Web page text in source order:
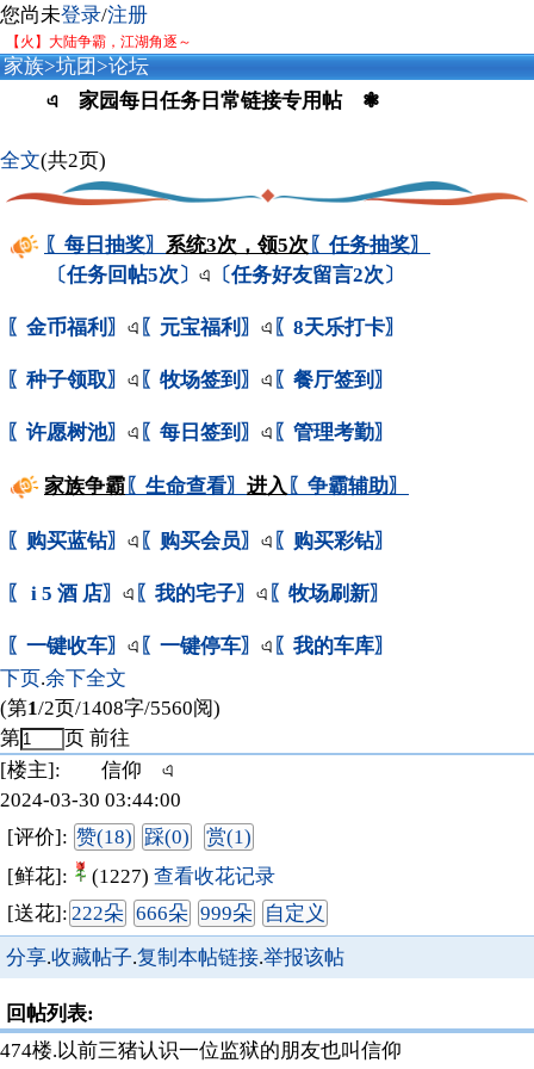
您尚未登录/注册
【火】大陆争霸，江湖角逐～
家族>坑团>论坛
এ 家园每日任务日常链接专用帖 ❃
全文(共2页)
〖每日抽奖〗 系统3次，领5次 〖任务抽奖〗
〔任务回帖5次〕 এ 〔任务好友留言2次〕
〖金币福利〗 এ 〖元宝福利〗 এ 〖8天乐打卡〗
〖种子领取〗 এ 〖牧场签到〗 এ 〖餐厅签到〗
〖许愿树池〗 এ 〖每日签到〗 এ 〖管理考勤〗
家族争霸 〖生命查看〗 进入 〖争霸辅助〗
〖购买蓝钻〗 এ 〖购买会员〗 এ 〖购买彩钻〗
〖 i 5 酒 店〗 এ 〖我的宅子〗 এ 〖牧场刷新〗
〖一键收车〗 এ 〖一键停车〗 এ 〖我的车库〗
下页 .余下全文
(第1/2页/1408字/5560阅)
第
页 前往
[楼主]: 信仰 এ
2024-03-30 03:44:00
[评价]: 赞(18) 踩(0)
赏(1)
[鲜花]:
(1227) 查看收花记录
[送花]: 222朵 666朵 999朵
自定义
分享.收藏帖子.复制本帖链接.举报该帖
回帖列表:
474楼.以前三猪认识一位监狱的朋友也叫信仰